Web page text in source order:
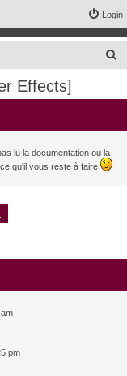
Login
c
Effects]
lu la documentation ou la
qu'il vous reste à faire
pm